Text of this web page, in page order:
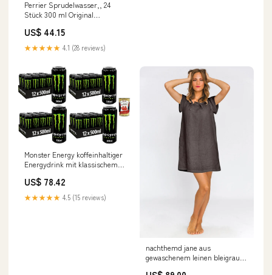
Perrier Sprudelwasser,, 24
Stück 300 ml Original
US$ 44.15
★★★★★ 4.1 (28 reviews)
Monster Energy koffeinhaltiger
Energydrink mit klassischem
wiederverschließbaren Dosen (
) 48 x 500 ml inkl. Italian
Gourmet polpa 400g Original
US$ 78.42
★★★★★ 4.5 (15 reviews)
nachthemd jane aus
gewaschenem leinen bleigrau